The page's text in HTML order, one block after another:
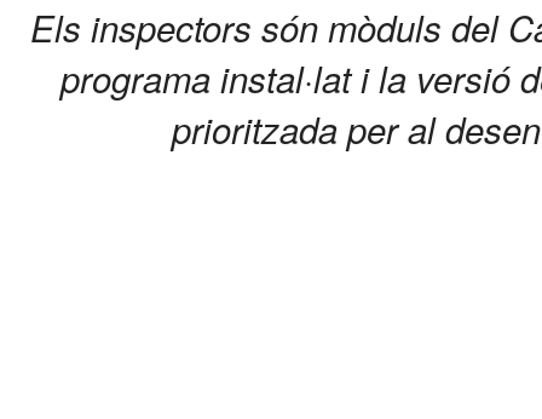
Els inspectors són mòduls del
programa instal·lat i la versió
prioritzada per al